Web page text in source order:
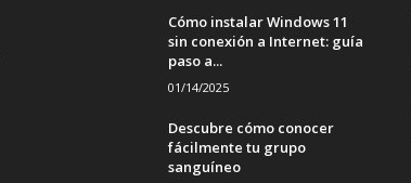
Cómo instalar Windows 11
sin conexión a Internet: guía
paso a...
01/14/2025
Descubre cómo conocer
fácilmente tu grupo
sanguíneo